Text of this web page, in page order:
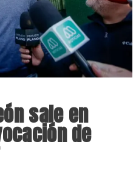
sale en
de